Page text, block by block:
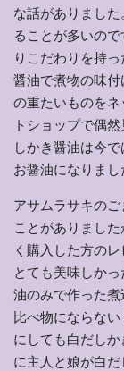
な話がありまし
ることが多いの
りこだわりを持
醤油で煮物の味
の重たいものを
トショップで偶
しかき醤油は今
お醤油になりまし
アサムラサキの
ことがありまし
く購入した方の
とても美味しか
油のみで作った
比べ物にならな
にしても白だし
に主人と娘が白